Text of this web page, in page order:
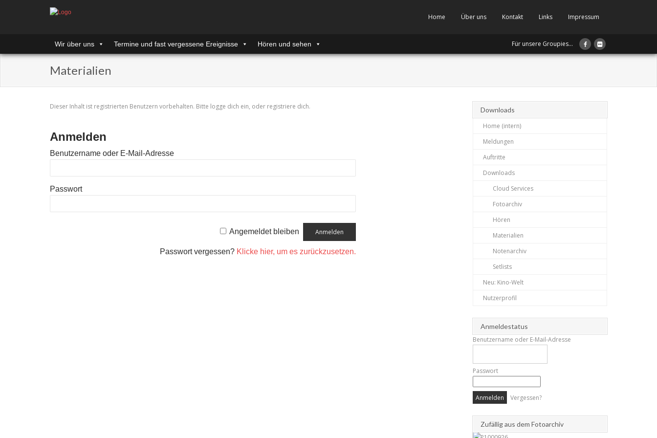
Home Über uns Kontakt Links Impressum
Wir über uns Termine und fast vergessene Ereignisse Hören und sehen Für unsere Groupies...
Materialien
Dieser Inhalt ist registrierten Benutzern vorbehalten. Bitte logge dich ein, oder registriere dich.
Anmelden
Benutzername oder E-Mail-Adresse
Passwort
Angemeldet bleiben
Passwort vergessen? Klicke hier, um es zurückzusetzen.
Downloads
Home (intern)
Meldungen
Auftritte
Downloads
Cloud Services
Fotoarchiv
Hören
Materialien
Notenarchiv
Setlists
Neu: Kino-Welt
Nutzerprofil
Anmeldestatus
Benutzername oder E-Mail-Adresse
Passwort
Vergessen?
Zufällig aus dem Fotoarchiv